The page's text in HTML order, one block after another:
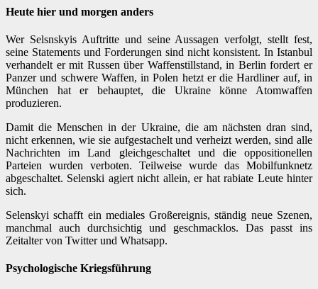
Heute hier und morgen anders
Wer Selsnskyis Auftritte und seine Aussagen verfolgt, stellt fest,
seine Statements und Forderungen sind nicht konsistent. In Istanbul
verhandelt er mit Russen über Waffenstillstand, in Berlin fordert er
Panzer und schwere Waffen, in Polen hetzt er die Hardliner auf, in
München hat er behauptet, die Ukraine könne Atomwaffen
produzieren.
Damit die Menschen in der Ukraine, die am nächsten dran sind,
nicht erkennen, wie sie aufgestachelt und verheizt werden, sind alle
Nachrichten im Land gleichgeschaltet und die oppositionellen
Parteien wurden verboten. Teilweise wurde das Mobilfunknetz
abgeschaltet. Selenski agiert nicht allein, er hat rabiate Leute hinter
sich.
Selenskyi schafft ein mediales Großereignis, ständig neue Szenen,
manchmal auch durchsichtig und geschmacklos. Das passt ins
Zeitalter von Twitter und Whatsapp.
Psychologische Kriegsführung